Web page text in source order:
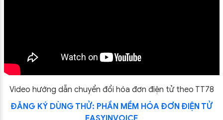
Video hướng dẫn chuyển đổi hóa đơn điện tử theo TT78
ĐĂNG KÝ DÙNG THỬ: PHẦN MỀM HÓA ĐƠN ĐIỆN TỬ